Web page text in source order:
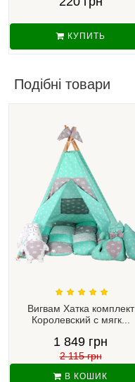
КУПИТЬ
Подібні товари
Вигвам Хатка комплект
Королевский с мягк...
1 849 грн
2 115 грн
В КОШИК